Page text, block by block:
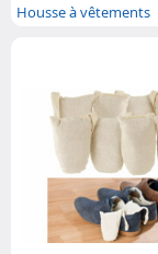
Housse à vêtements